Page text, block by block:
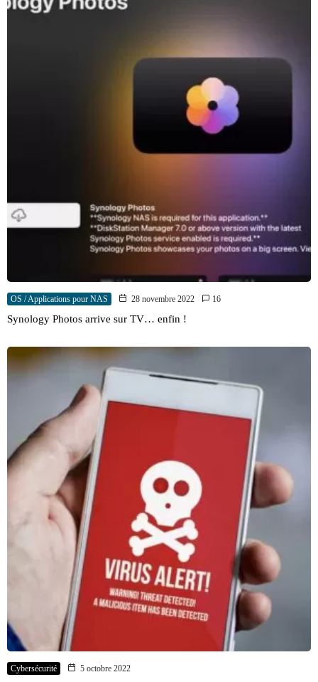
OS / Applications pour NAS 28 novembre 2022 16
Synology Photos arrive sur TV… enfin !
Cybersécurité 5 octobre 2022